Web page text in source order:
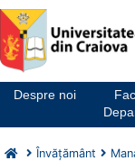
Notă:
Acest
website
un
sistem
Despre noi
Învăţământ